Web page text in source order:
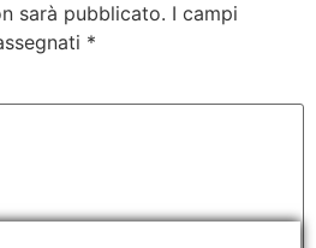
sarà pubblicato. I campi
*